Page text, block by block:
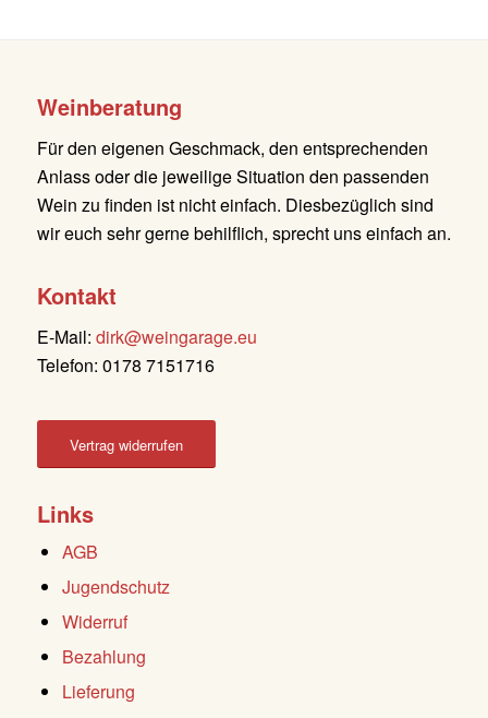
Weinberatung
Für den eigenen Geschmack, den entsprechenden
Anlass oder die jeweilige Situation den passenden
Wein zu finden ist nicht einfach. Diesbezüglich sind
wir euch sehr gerne behilflich, sprecht uns einfach an.
Kontakt
E-Mail: dirk@weingarage.eu
Telefon: 0178 7151716
Vertrag widerrufen
Links
AGB
Jugendschutz
Widerruf
Bezahlung
Lieferung